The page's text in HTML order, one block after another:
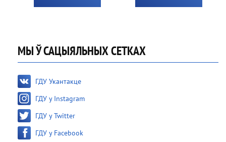
МЫ Ў САЦЫЯЛЬНЫХ СЕТКАХ
ГДУ Укантакце
ГДУ у Instagram
ГДУ у Twitter
ГДУ у Facebook